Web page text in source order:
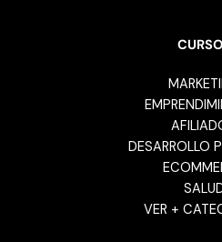
DESARROLLO
VER +